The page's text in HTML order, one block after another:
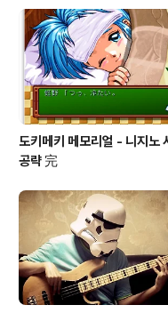
도키메키 메모리얼 - 니지노
공략 完